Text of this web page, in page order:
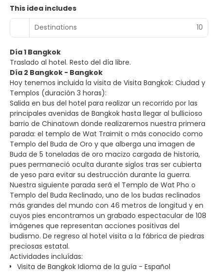
This idea includes
Destinations
10
Día 1 Bangkok
Traslado al hotel. Resto del día libre.
Día 2 Bangkok - Bangkok
Hoy tenemos incluida la visita de Visita Bangkok: Ciudad y
Templos (duración 3 horas):
Salida en bus del hotel para realizar un recorrido por las
principales avenidas de Bangkok hasta llegar al bullicioso
barrio de Chinatown donde realizaremos nuestra primera
parada: el templo de Wat Traimit o más conocido como
Templo del Buda de Oro y que alberga una imagen de
Buda de 5 toneladas de oro macizo cargada de historia,
pues permaneció oculta durante siglos tras ser cubierta
de yeso para evitar su destrucción durante la guerra.
Nuestra siguiente parada será el Templo de Wat Pho o
Templo del Buda Reclinado, uno de los budas reclinados
más grandes del mundo con 46 metros de longitud y en
cuyos pies encontramos un grabado espectacular de 108
imágenes que representan acciones positivas del
budismo. De regreso al hotel visita a la fábrica de piedras
preciosas estatal.
Actividades incluídas:
Visita de Bangkok Idioma de la guía - Español